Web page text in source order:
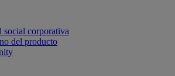
social corporativa
del producto